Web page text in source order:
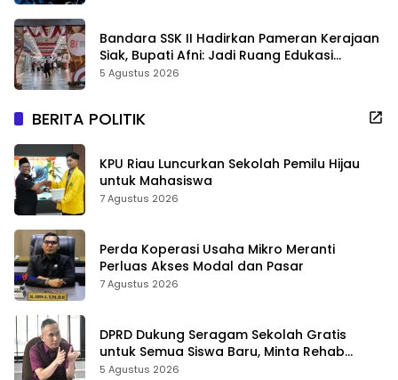
Bandara SSK II Hadirkan Pameran Kerajaan
Siak, Bupati Afni: Jadi Ruang Edukasi
Sejarah Riau
5 Agustus 2026
BERITA POLITIK
KPU Riau Luncurkan Sekolah Pemilu Hijau
untuk Mahasiswa
7 Agustus 2026
Perda Koperasi Usaha Mikro Meranti
Perluas Akses Modal dan Pasar
7 Agustus 2026
DPRD Dukung Seragam Sekolah Gratis
untuk Semua Siswa Baru, Minta Rehab
Sekolah Jangan Dikurangi
5 Agustus 2026